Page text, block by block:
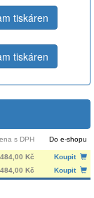
tiskáren
tiskáren
s DPH Do e-shopu
484,00 Kč
Koupit
484,00 Kč Koupit